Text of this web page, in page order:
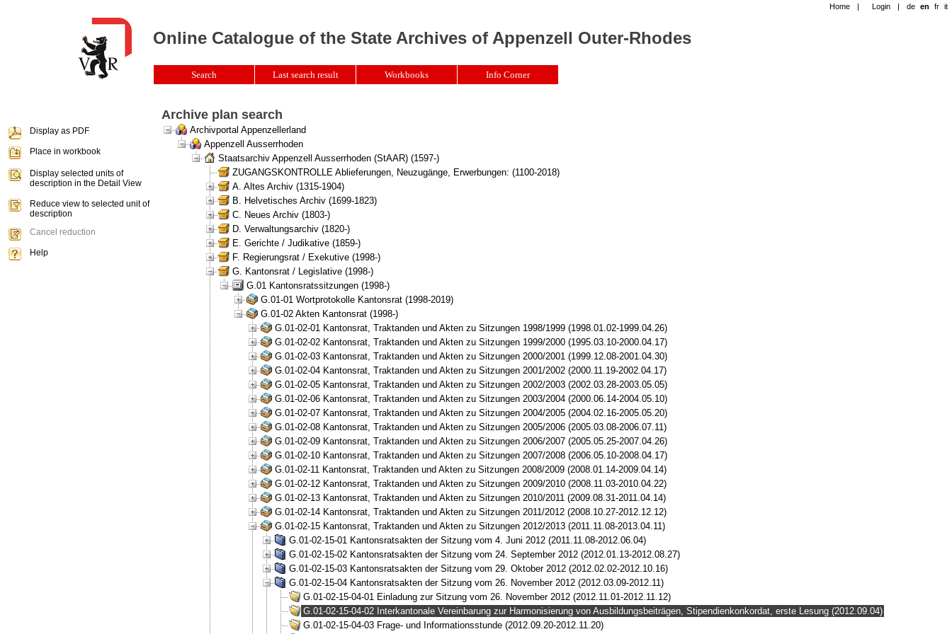
Archive plan search
Archivportal Appenzellerland
Appenzell Ausserrhoden
Staatsarchiv Appenzell Ausserrhoden (StAAR) (1597-)
ZUGANGSKONTROLLE Ablieferungen, Neuzugänge, Erwerbungen: (1100-2018)
A. Altes Archiv (1315-1904)
B. Helvetisches Archiv (1699-1823)
C. Neues Archiv (1803-)
D. Verwaltungsarchiv (1820-)
E. Gerichte / Judikative (1859-)
F. Regierungsrat / Exekutive (1998-)
G. Kantonsrat / Legislative (1998-)
G.01 Kantonsratssitzungen (1998-)
G.01-01 Wortprotokolle Kantonsrat (1998-2019)
G.01-02 Akten Kantonsrat (1998-)
G.01-02-01 Kantonsrat, Traktanden und Akten zu Sitzungen 1998/1999 (1998.01.02-1999.04.26)
G.01-02-02 Kantonsrat, Traktanden und Akten zu Sitzungen 1999/2000 (1995.03.10-2000.04.17)
G.01-02-03 Kantonsrat, Traktanden und Akten zu Sitzungen 2000/2001 (1999.12.08-2001.04.30)
G.01-02-04 Kantonsrat, Traktanden und Akten zu Sitzungen 2001/2002 (2000.11.19-2002.04.17)
G.01-02-05 Kantonsrat, Traktanden und Akten zu Sitzungen 2002/2003 (2002.03.28-2003.05.05)
G.01-02-06 Kantonsrat, Traktanden und Akten zu Sitzungen 2003/2004 (2000.06.14-2004.05.10)
G.01-02-07 Kantonsrat, Traktanden und Akten zu Sitzungen 2004/2005 (2004.02.16-2005.05.20)
G.01-02-08 Kantonsrat, Traktanden und Akten zu Sitzungen 2005/2006 (2005.03.08-2006.07.11)
G.01-02-09 Kantonsrat, Traktanden und Akten zu Sitzungen 2006/2007 (2005.05.25-2007.04.26)
G.01-02-10 Kantonsrat, Traktanden und Akten zu Sitzungen 2007/2008 (2006.05.10-2008.04.17)
G.01-02-11 Kantonsrat, Traktanden und Akten zu Sitzungen 2008/2009 (2008.01.14-2009.04.14)
G.01-02-12 Kantonsrat, Traktanden und Akten zu Sitzungen 2009/2010 (2008.11.03-2010.04.22)
G.01-02-13 Kantonsrat, Traktanden und Akten zu Sitzungen 2010/2011 (2009.08.31-2011.04.14)
G.01-02-14 Kantonsrat, Traktanden und Akten zu Sitzungen 2011/2012 (2008.10.27-2012.12.12)
G.01-02-15 Kantonsrat, Traktanden und Akten zu Sitzungen 2012/2013 (2011.11.08-2013.04.11)
G.01-02-15-01 Kantonsratsakten der Sitzung vom 4. Juni 2012 (2011.11.08-2012.06.04)
G.01-02-15-02 Kantonsratsakten der Sitzung vom 24. September 2012 (2012.01.13-2012.08.27)
G.01-02-15-03 Kantonsratsakten der Sitzung vom 29. Oktober 2012 (2012.02.02-2012.10.16)
G.01-02-15-04 Kantonsratsakten der Sitzung vom 26. November 2012 (2012.03.09-2012.11)
G.01-02-15-04-01 Einladung zur Sitzung vom 26. November 2012 (2012.11.01-2012.11.12)
G.01-02-15-04-02 Interkantonale Vereinbarung zur Harmonisierung von Ausbildungsbeiträgen, Stipendienkonkordat, erste Lesung (2012.09.04)
G.01-02-15-04-03 Frage- und Informationsstunde (2012.09.20-2012.11.20)
Home | Login | de en fr it
Online Catalogue of the State Archives of Appenzell Outer-Rhodes
Search Last search result Workbooks Info Corner
Display as PDF
Place in workbook
Display selected units of
description in the Detail View
Reduce view to selected unit of
description
Cancel reduction
Help